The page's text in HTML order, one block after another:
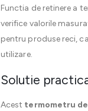
Functia de retinere a
verifice valorile
pentru produse reci,
utilizare.
Solutie
Acest termometru